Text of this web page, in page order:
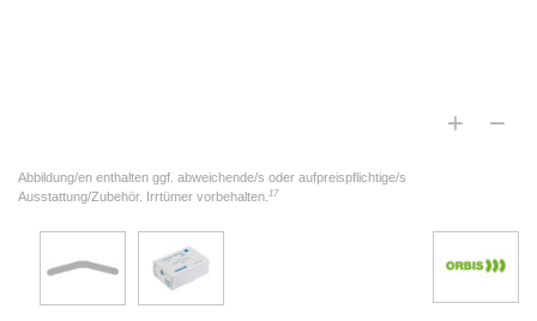
Abbildung/en enthalten ggf. abweichende/s oder aufpreispflichtige/s
Ausstattung/Zubehör. Irrtümer vorbehalten. 17